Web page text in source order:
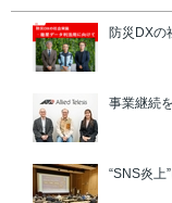
防災DXの
事業継続
“SNS炎上